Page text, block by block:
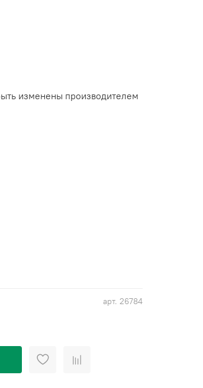
арт. 26784
изменены производителем